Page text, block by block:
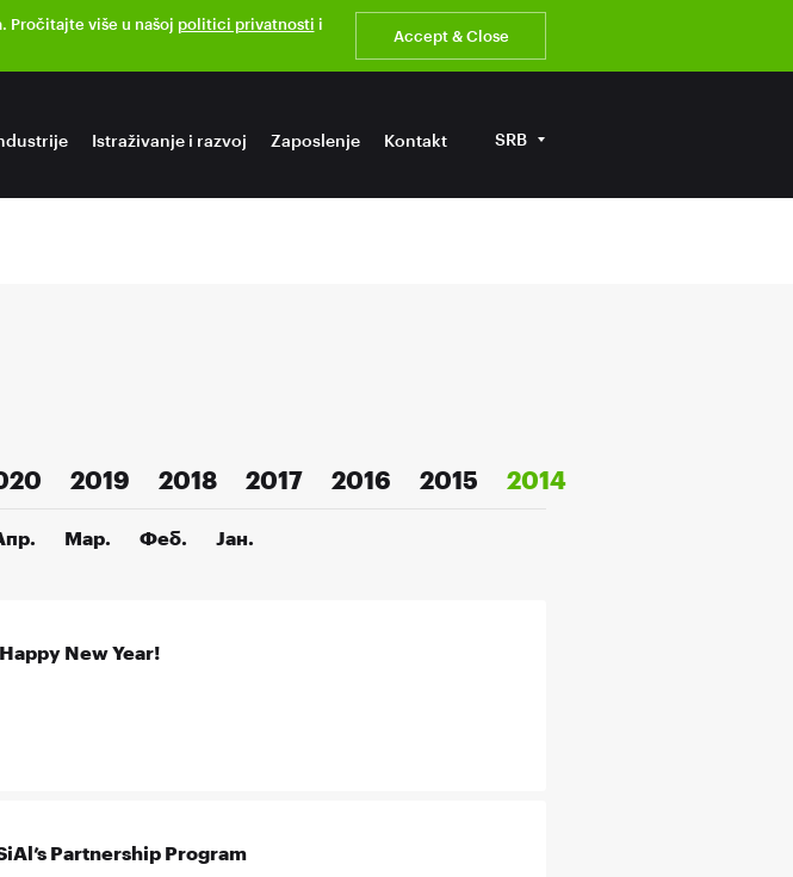
Pročitajte više u našoj politici privatnosti i
Accept & Close
Istraživanje i razvoj Zaposlenje Kontakt SRB
2019 2018 2017 2016 2015 2014
Мар. Феб. Јан.
New Year!
Partnership Program